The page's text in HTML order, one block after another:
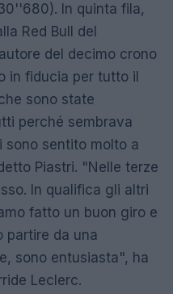
In quinta fila,
Red Bull del
del decimo crono
in fiducia per tutto il
sono state
perché sembrava
sono sentito molto a
Piastri. "Nelle terze
In qualifica gli altri
fatto un buon giro e
partire da una
sono entusiasta", ha
Leclerc.